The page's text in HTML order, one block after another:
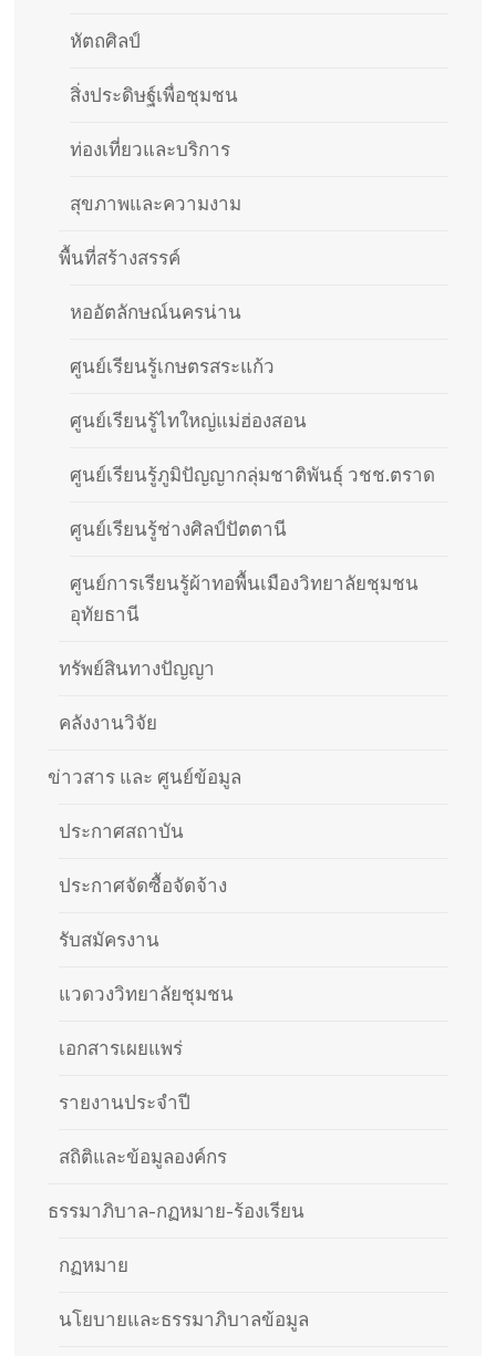
หัตถศิลป์
สิ่งประดิษฐ์เพื่อชุมชน
ท่องเที่ยวและบริการ
สุขภาพและความงาม
พื้นที่สร้างสรรค์
หออัตลักษณ์นครน่าน
ศูนย์เรียนรู้เกษตรสระแก้ว
ศูนย์เรียนรู้ไทใหญ่แม่ฮ่องสอน
ศูนย์เรียนรู้ภูมิปัญญากลุ่มชาติพันธุ์ วชช.ตราด
ศูนย์เรียนรู้ช่างศิลป์ปัตตานี
ศูนย์การเรียนรู้ผ้าทอพื้นเมืองวิทยาลัยชุมชน
อุทัยธานี
ทรัพย์สินทางปัญญา
คลังงานวิจัย
ข่าวสาร และ ศูนย์ข้อมูล
ประกาศสถาบัน
ประกาศจัดซื้อจัดจ้าง
รับสมัครงาน
แวดวงวิทยาลัยชุมชน
เอกสารเผยแพร่
รายงานประจำปี
สถิติและข้อมูลองค์กร
ธรรมาภิบาล-กฏหมาย-ร้องเรียน
กฏหมาย
นโยบายและธรรมาภิบาลข้อมูล